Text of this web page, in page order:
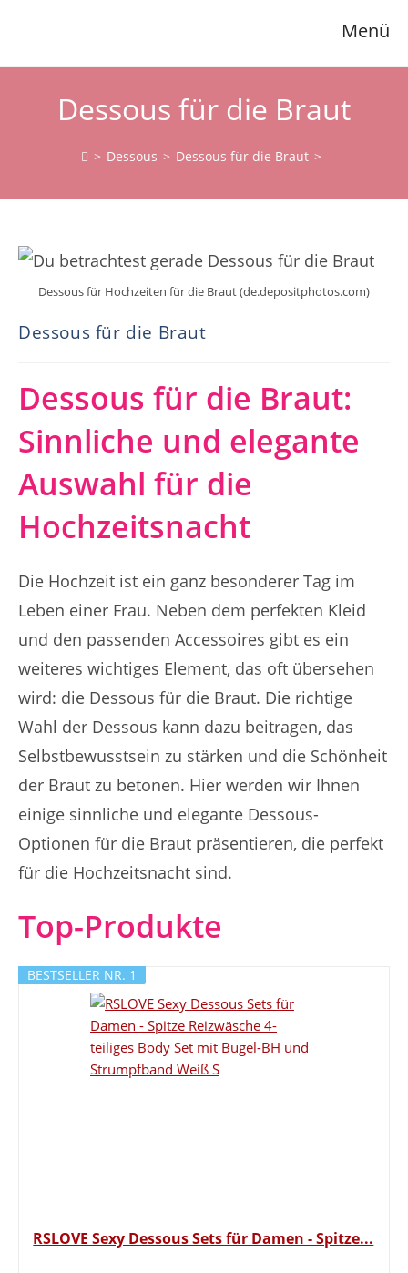
Menü
Dessous für die Braut
> Dessous > Dessous für die Braut >
Dessous für Hochzeiten für die Braut (de.depositphotos.com)
Dessous für die Braut
Dessous für die Braut:
Sinnliche und elegante
Auswahl für die
Hochzeitsnacht
Die Hochzeit ist ein ganz besonderer Tag im
Leben einer Frau. Neben dem perfekten Kleid
und den passenden Accessoires gibt es ein
weiteres wichtiges Element, das oft übersehen
wird: die Dessous für die Braut. Die richtige
Wahl der Dessous kann dazu beitragen, das
Selbstbewusstsein zu stärken und die Schönheit
der Braut zu betonen. Hier werden wir Ihnen
einige sinnliche und elegante Dessous-
Optionen für die Braut präsentieren, die perfekt
für die Hochzeitsnacht sind.
Top-Produkte
BESTSELLER NR. 1
RSLOVE Sexy Dessous Sets für Damen - Spitze...